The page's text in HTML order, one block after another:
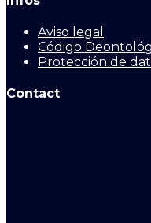
Aviso legal
Código
Protección de
Contact